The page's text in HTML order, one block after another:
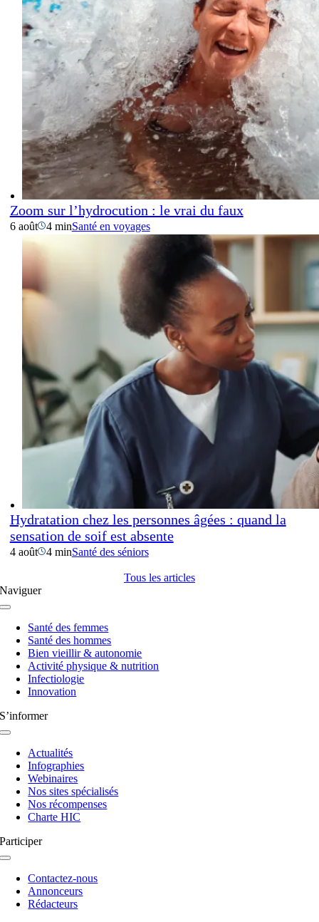
Zoom sur l’hydrocution : le vrai du faux
6 août 4 minSanté en voyages
Hydratation chez les personnes âgées : quand la
sensation de soif est absente
4 août 4 minSanté des séniors
Tous les articles
Naviguer
Navigation
basculeSanté des femmes
Santé des hommes
Bien vieillir & autonomie
Activité physique & nutrition
Infectiologie
Innovation
S’informer
Navigation
basculeActualités
Infographies
Webinaires
Nos sites spécialisés
Nos récompenses
Charte HIC
Participer
Navigation
basculeContactez-nous
Annonceurs
Rédacteurs